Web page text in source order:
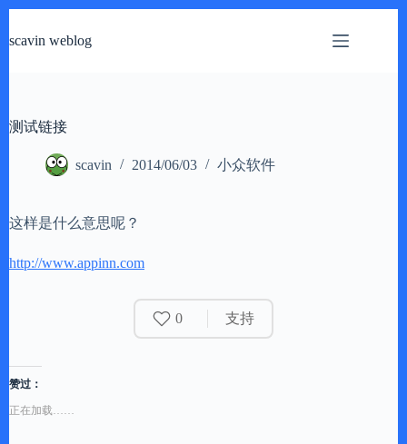
过
scavin weblog
测试链接
scavin 2014/06/03 小众软件
这样是什么意思呢？
http://www.appinn.com
0 支持
赞过：
正在加载……